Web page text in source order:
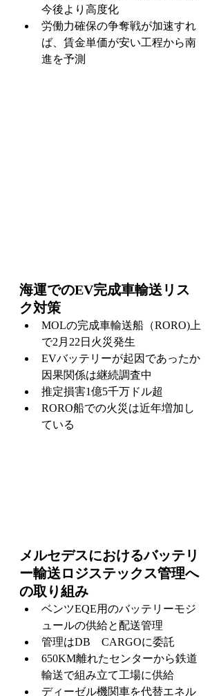
今後より高度化
労働力確保の争奪戦が加速すれ
ば、賃金単価が安い工程から南
進を予測
海運でのEV完成車輸送リス
ク対策
MOLの完成車輸送船（RORO)上
で2月22日火災発生
EVバッテリーが起因であったか
因果関係は継続調査中
推定損害1億5千万ドル超
RORO船での火災は近年増加し
ている
メルセデスにおけるバッテリ
ー輸送ロジステックス管理へ
の取り組み
ベンツEQE用のバッテリーモジ
ュールの供給と配送管理
管理はDB　CARGOに委託
650KM離れたセンターから鉄道
輸送で組み立て工場に供給
ディーゼル機関車を代替エネル